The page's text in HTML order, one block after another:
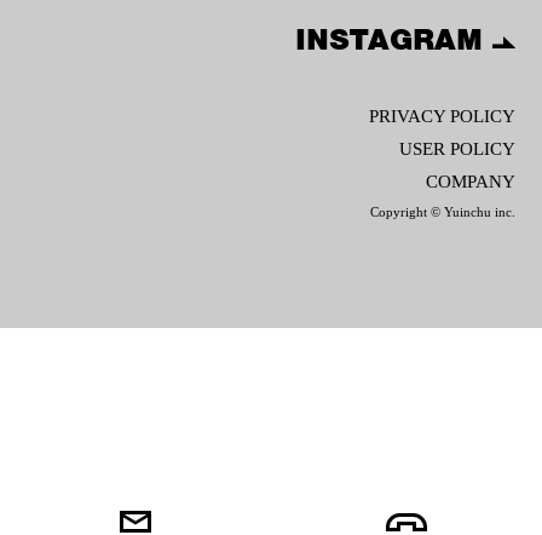
INSTAGRAM
PRIVACY POLICY
USER POLICY
COMPANY
Copyright © Yuinchu inc.